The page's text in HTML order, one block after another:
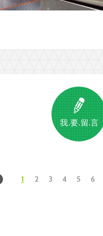
我.要.留.言
1 2 3 4 5 6